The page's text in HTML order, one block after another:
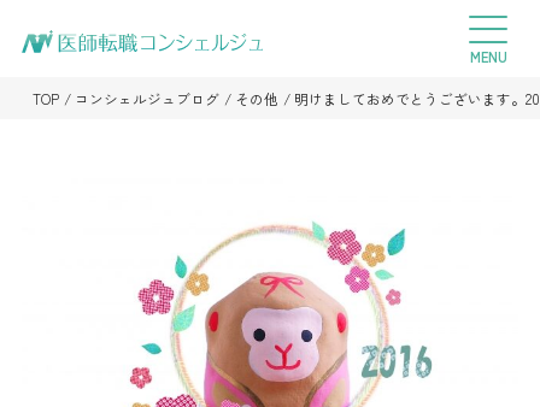
TOP コンシェルジュブログ その他 明けましておめでとうございます。